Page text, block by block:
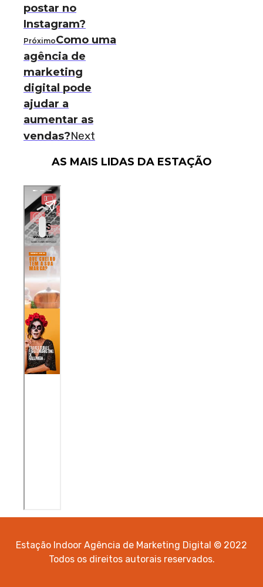
postar no
Instagram?
PróximoComo uma
agência de
marketing
digital pode
ajudar a
aumentar as
vendas?Next
AS MAIS LIDAS DA ESTAÇÃO
Estação Indoor Agência de Marketing Digital © 2022
Todos os direitos autorais reservados.